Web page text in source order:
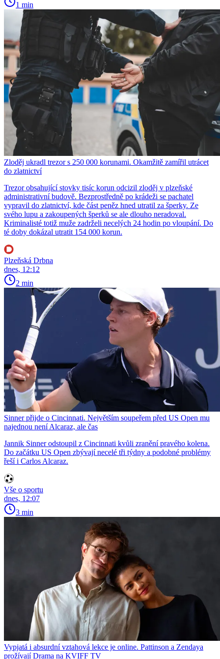
1 min
Zloděj ukradl trezor s 250 000 korunami. Okamžitě zamířil utrácet
do zlatnictví
Trezor obsahující stovky tisíc korun odcizil zloděj v plzeňské
administrativní budově. Bezprostředně po krádeži se pachatel
vypravil do zlatnictví, kde část peněz hned utratil za šperky. Ze
svého lupu a zakoupených šperků se ale dlouho neradoval.
Kriminalisté totiž muže zadrželi necelých 24 hodin po vloupání. Do
té doby dokázal utratit 154 000 korun.
Plzeňská Drbna
dnes, 12:12
2 min
Sinner přijde o Cincinnati. Největším soupeřem před US Open mu
najednou není Alcaraz, ale čas
Jannik Sinner odstoupil z Cincinnati kvůli zranění pravého kolena.
Do začátku US Open zbývají necelé tři týdny a podobné problémy
řeší i Carlos Alcaraz.
Vše o sportu
dnes, 12:07
3 min
Vypjatá i absurdní vztahová lekce je online. Pattinson a Zendaya
prožívají Drama na KVIFF TV